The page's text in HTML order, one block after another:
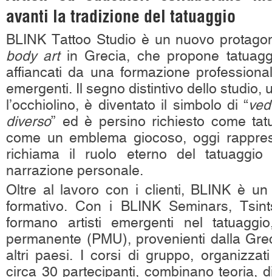
avanti la tradizione del tatuaggio
BLINK Tattoo Studio è un nuovo
body artin Grecia, che propone
affiancati da una formazione
emergenti. Il segno distintivo dello studio,
l’occhiolino, è diventato il simbolo di “
diverso” ed è persino richiesto come
come un emblema giocoso, oggi
richiama il ruolo eterno del tatuaggio
narrazione personale.
Oltre al lavoro con i clienti, BLINK è
formativo. Con i BLINK Seminars,
formano artisti emergenti nel
permanente (PMU), provenienti dalla
altri paesi. I corsi di gruppo,
circa 30 partecipanti, combinano teoria,